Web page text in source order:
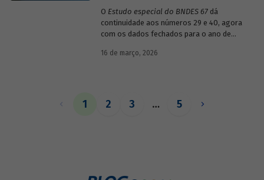
O Estudo especial do BNDES 67dá
continuidade aos números 29 e 40, agora
com os dados fechados para o ano de
16 de março, 2026
1 2 3 … 5